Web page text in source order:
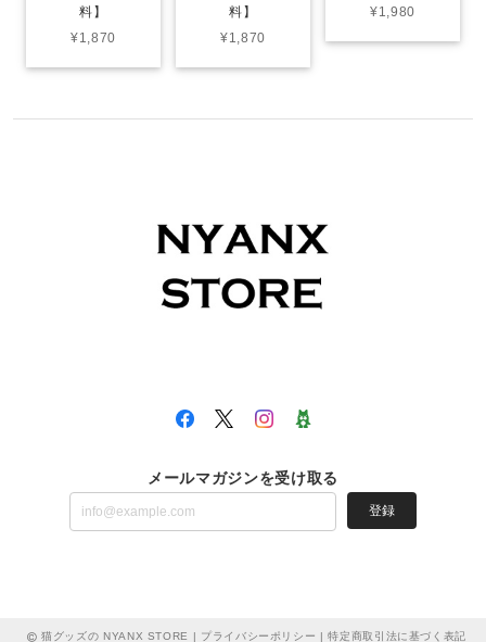
料】
¥1,870
料】
¥1,870
¥1,980
メールマガジンを受け取る
登録
猫グッズの NYANX STORE | プライバシーポリシー |特定商取引法に基づく表記